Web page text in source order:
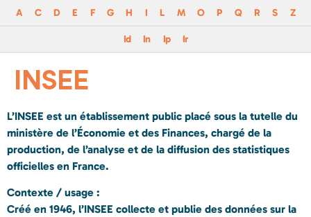
A C D E F G H I L M O P Q R S Z
Id In Ip Ir
INSEE
L’INSEE est un établissement public placé sous la tutelle du
ministère de l’Économie et des Finances, chargé de la
production, de l’analyse et de la diffusion des statistiques
officielles en France.
Contexte / usage :
Créé en 1946, l’INSEE collecte et publie des données sur la